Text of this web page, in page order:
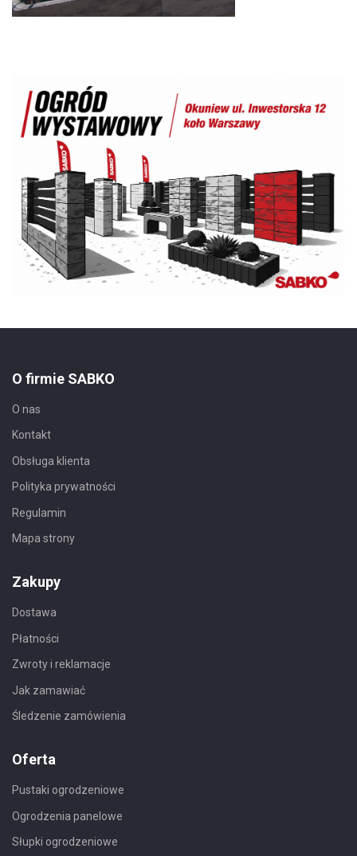
O firmie SABKO
O nas
Kontakt
Obsługa klienta
Polityka prywatności
Regulamin
Mapa strony
Zakupy
Dostawa
Płatności
Zwroty i reklamacje
Jak zamawiać
Śledzenie zamówienia
Oferta
Pustaki ogrodzeniowe
Ogrodzenia panelowe
Słupki ogrodzeniowe